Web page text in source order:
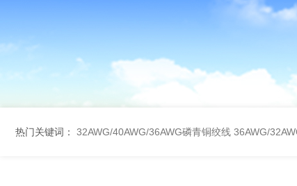
热门关键词： 32AWG/40AWG/36AWG磷青铜绞线 36AWG/